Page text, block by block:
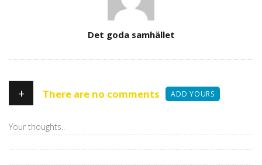
Det goda samhället
+ There are no comments ADD YOURS